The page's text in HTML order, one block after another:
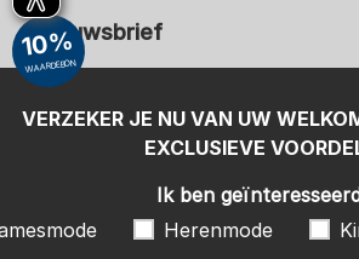
Nieuwsbrief
Uw e-mailadres
Herenmode
ADIDAS
Betaalwijzen
VERZEKER JE NU VAN UW
EXCLUSIEVE
10%
WAARDEBON
Ik ben
Herenmode